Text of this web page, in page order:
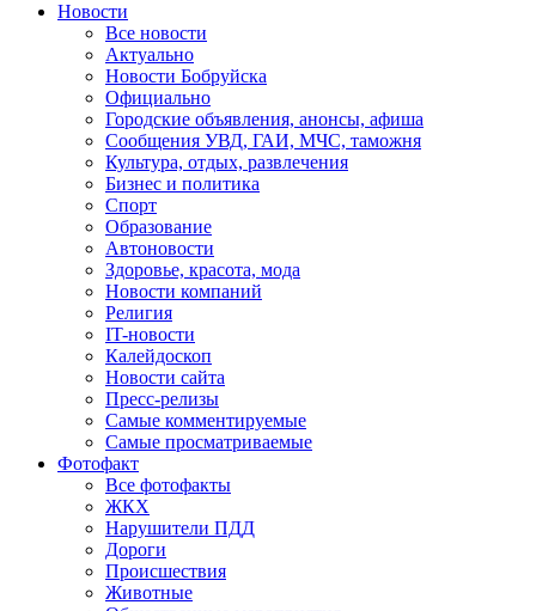
Новости
Все новости
Актуально
Новости Бобруйска
Официально
Городские объявления, анонсы, афиша
Сообщения УВД, ГАИ, МЧС, таможня
Культура, отдых, развлечения
Бизнес и политика
Спорт
Образование
Автоновости
Здоровье, красота, мода
Новости компаний
Религия
IT-новости
Калейдоскоп
Новости сайта
Пресс-релизы
Самые комментируемые
Самые просматриваемые
Фотофакт
Все фотофакты
ЖКХ
Нарушители ПДД
Дороги
Происшествия
Животные